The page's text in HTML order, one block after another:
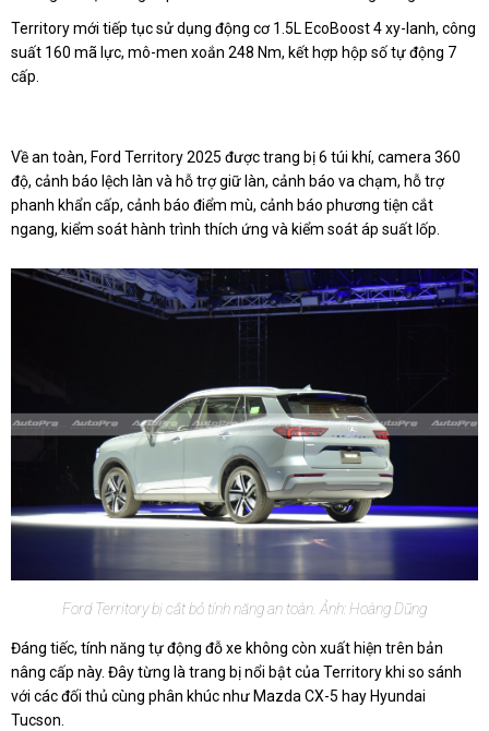
Territory mới tiếp tục sử dụng động cơ 1.5L EcoBoost 4 xy-lanh, công
suất 160 mã lực, mô-men xoắn 248 Nm, kết hợp hộp số tự động 7
cấp.
Về an toàn, Ford Territory 2025 được trang bị 6 túi khí, camera 360
độ, cảnh báo lệch làn và hỗ trợ giữ làn, cảnh báo va chạm, hỗ trợ
phanh khẩn cấp, cảnh báo điểm mù, cảnh báo phương tiện cắt
ngang, kiểm soát hành trình thích ứng và kiểm soát áp suất lốp.
Ford Territory bị cắt bỏ tính năng an toàn. Ảnh: Hoàng Dũng
Đáng tiếc, tính năng tự động đỗ xe không còn xuất hiện trên bản
nâng cấp này. Đây từng là trang bị nổi bật của Territory khi so sánh
với các đối thủ cùng phân khúc như Mazda CX-5 hay Hyundai
Tucson.